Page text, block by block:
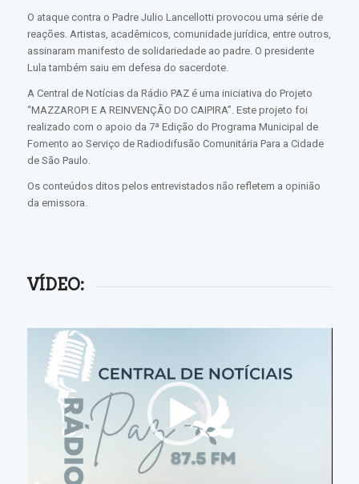
O ataque contra o Padre Julio Lancellotti provocou uma série de
reações. Artistas, acadêmicos, comunidade jurídica, entre outros,
assinaram manifesto de solidariedade ao padre. O presidente
Lula também saiu em defesa do sacerdote.
A Central de Notícias da Rádio PAZ é uma iniciativa do Projeto
“MAZZAROPI E A REINVENÇÃO DO CAIPIRA”. Este projeto foi
realizado com o apoio da 7ª Edição do Programa Municipal de
Fomento ao Serviço de Radiodifusão Comunitária Para a Cidade
de São Paulo.
Os conteúdos ditos pelos entrevistados não refletem a opinião
da emissora.
VÍDEO: